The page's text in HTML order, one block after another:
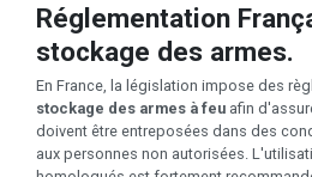
Réglementation
stockage des armes.
En France, la législation impose des
stockage des armes à feu afin
doivent être entreposées dans des
aux personnes non autorisées.